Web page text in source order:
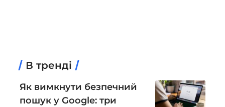
В тренді
Як вимкнути безпечний
пошук у Google: три